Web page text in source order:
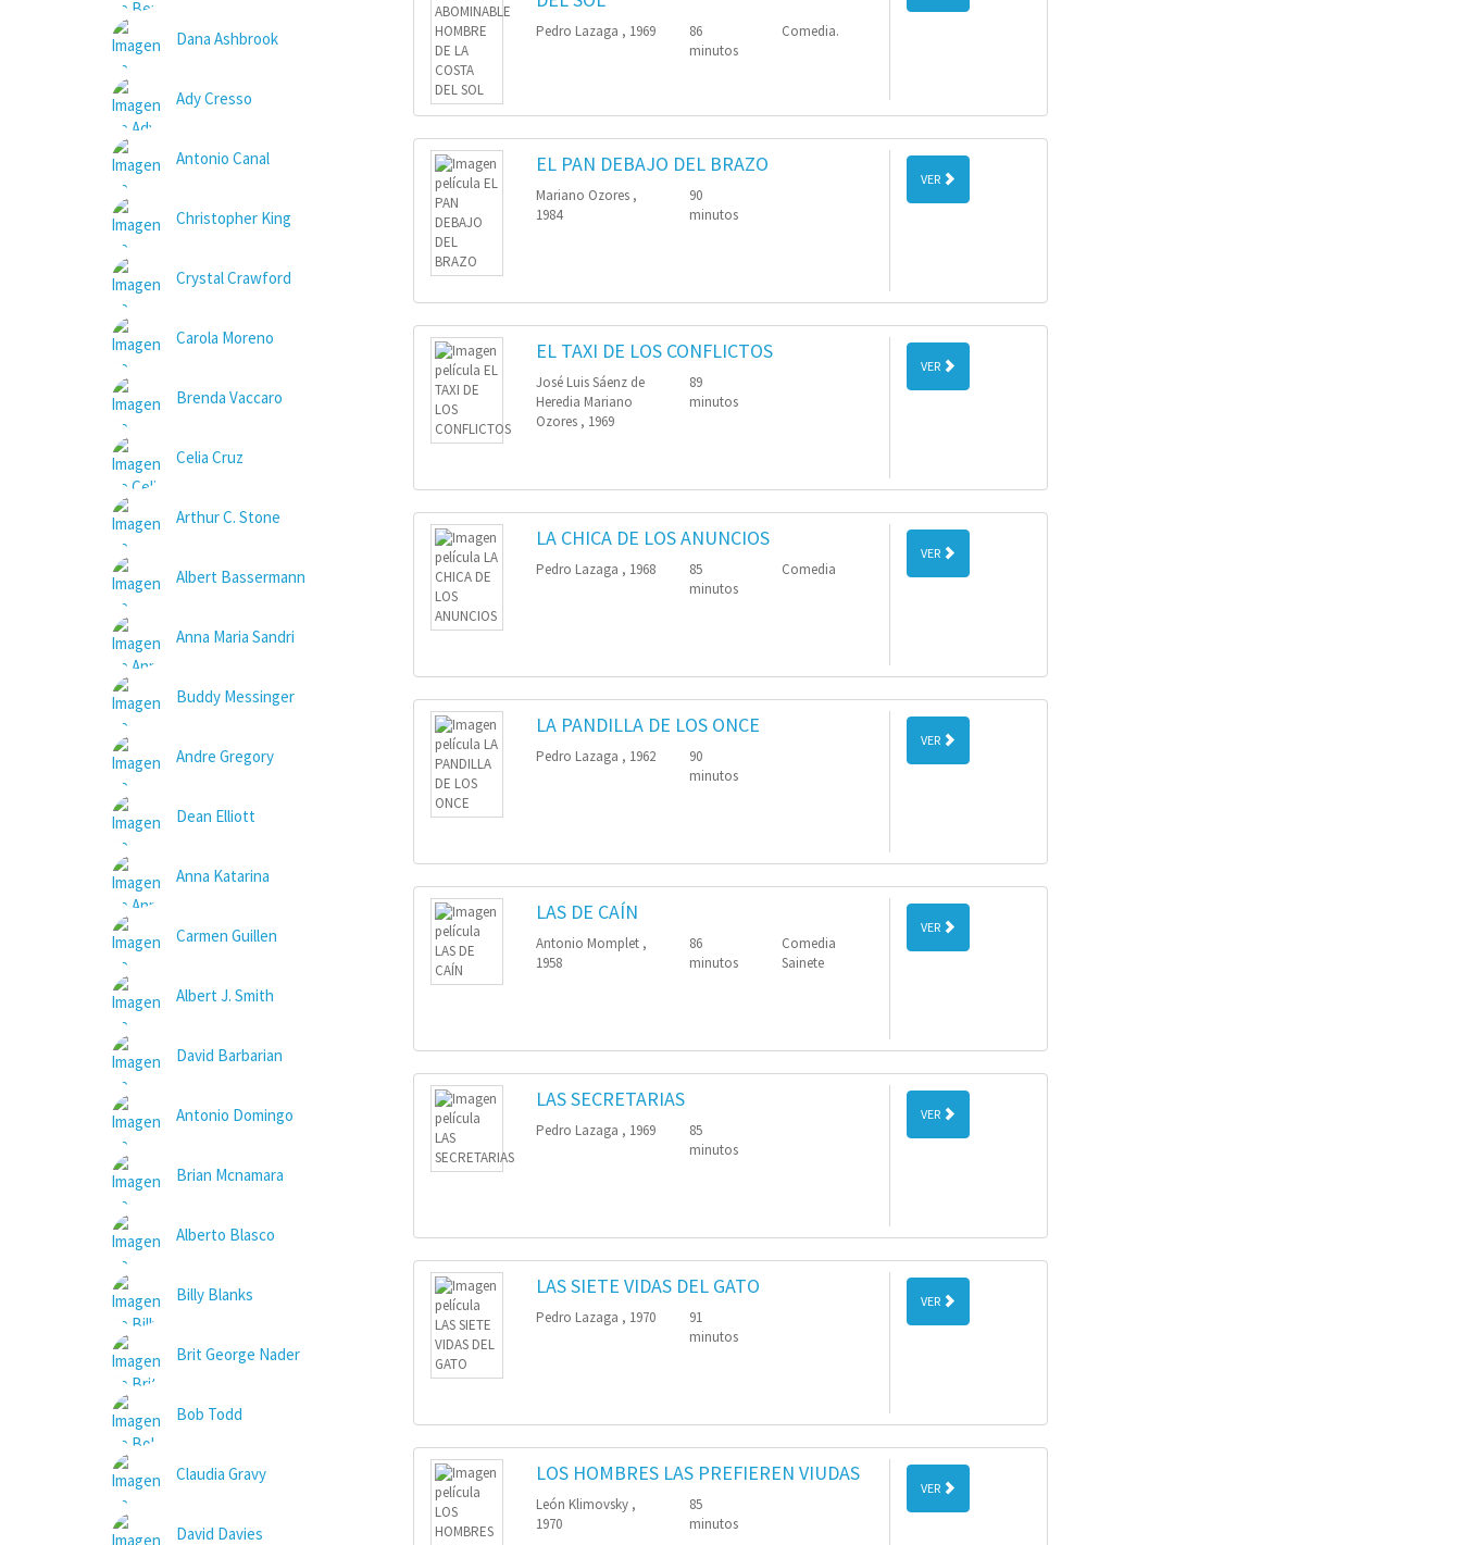
Dana Ashbrook
Ady Cresso
Antonio Canal
Christopher King
Crystal Crawford
Carola Moreno
Brenda Vaccaro
Celia Cruz
Arthur C. Stone
Albert Bassermann
Anna Maria Sandri
Buddy Messinger
Andre Gregory
Dean Elliott
Anna Katarina
Carmen Guillen
Albert J. Smith
David Barbarian
Antonio Domingo
Brian Mcnamara
Alberto Blasco
Billy Blanks
Brit George Nader
Bob Todd
Claudia Gravy
David Davies
Pedro Lazaga , 1969
86
minutos
Comedia.
EL PAN DEBAJO DEL BRAZO
Mariano Ozores ,
1984
90
minutos
VER
EL TAXI DE LOS CONFLICTOS
José Luis Sáenz de
Heredia Mariano
Ozores , 1969
89
minutos
VER
LA CHICA DE LOS ANUNCIOS
Pedro Lazaga , 1968
85
minutos
Comedia
VER
LA PANDILLA DE LOS ONCE
Pedro Lazaga , 1962
90
minutos
VER
LAS DE CAÍN
Antonio Momplet ,
1958
86
minutos
Comedia
Sainete
VER
LAS SECRETARIAS
Pedro Lazaga , 1969
85
minutos
VER
LAS SIETE VIDAS DEL GATO
Pedro Lazaga , 1970
91
minutos
VER
LOS HOMBRES LAS PREFIEREN VIUDAS
León Klimovsky ,
1970
85
minutos
VER